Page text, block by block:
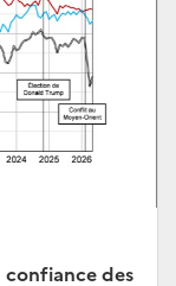
confiance des